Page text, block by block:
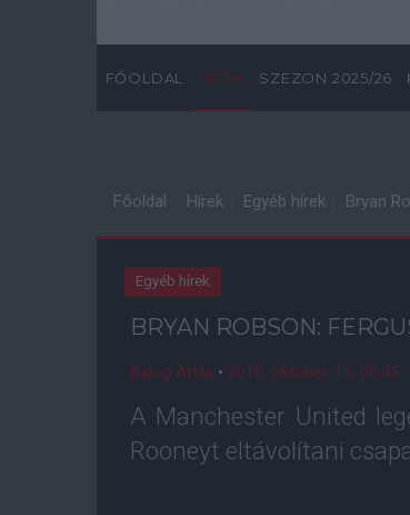
FŐOLDAL HÍREK SZEZON 2025/26
Főoldal Hírek Egyéb hírek Bryan
Egyéb hírek
BRYAN ROBSON:
Balog Attila • 2010. október. 15. 09:45
A Manchester United
Rooneyt eltávolítani